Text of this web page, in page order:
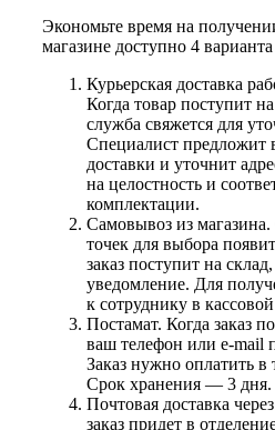
Экономьте время на
магазине доступно 4
Курьерская доставка
Когда товар поступит
служба свяжется для
Специалист предложит
доставки и уточнит
на целостность и
комплектации.
Самовывоз из
точек для выбора
заказ поступит на
уведомление. Для
к сотруднику в
Постамат. Когда заказ
ваш телефон или e-mail
Заказ нужно оплатить в
Срок хранения — 3 дня.
Почтовая доставка
заказ придет в